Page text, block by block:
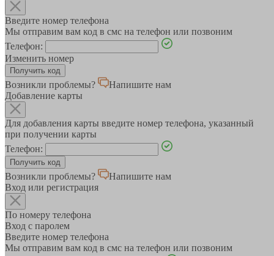
Введите номер телефона
Мы отправим вам код в смс на телефон или позвоним
Телефон:
Изменить номер
Возникли проблемы?
Напишите нам
Добавление карты
Для добавления карты введите номер телефона, указанный
при получении карты
Телефон:
Возникли проблемы?
Напишите нам
Вход или регистрация
По номеру телефона
Вход с паролем
Введите номер телефона
Мы отправим вам код в смс на телефон или позвоним